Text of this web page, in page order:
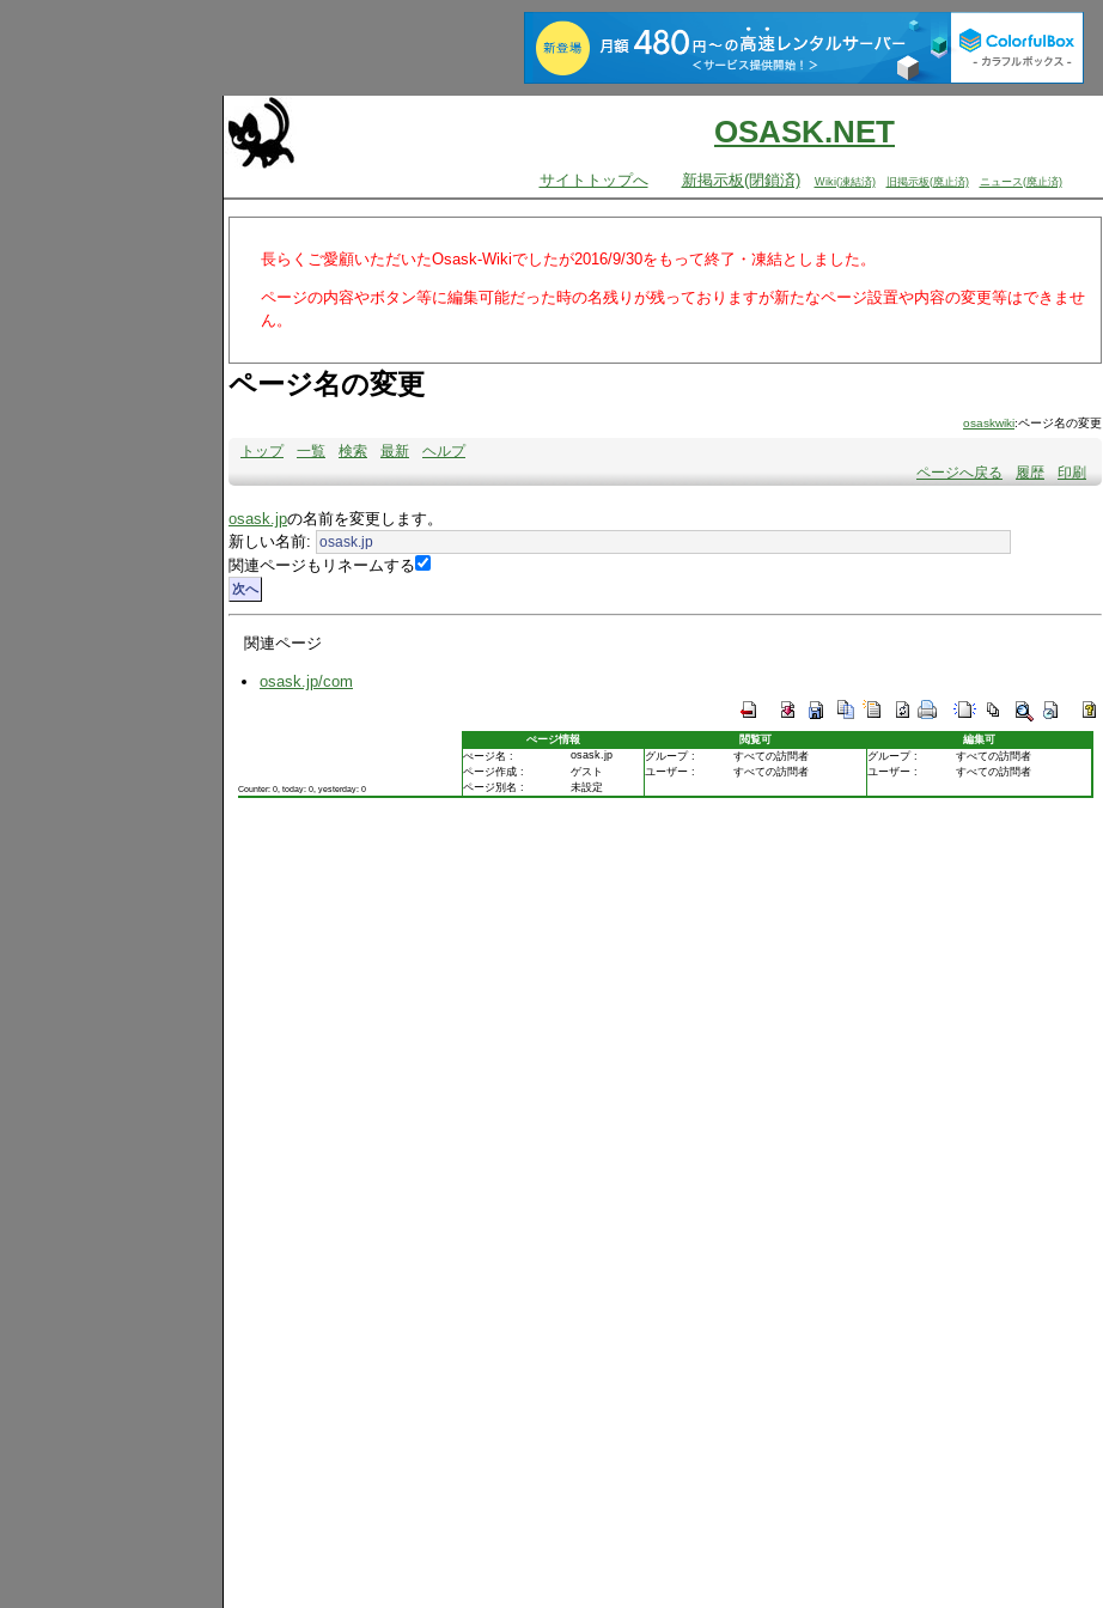
OSASK.NET
サイトトップへ 新掲示板(閉鎖済) Wiki(凍結済) 旧掲示板(廃止済) ニュース(廃止済)
長らくご愛顧いただいたOsask-Wikiでしたが2016/9/30をもって終了・凍結としました。
ページの内容やボタン等に編集可能だった時の名残りが残っておりますが新たなページ設置や内容の変更等はできませ
ん。
ページ名の変更
osaskwiki:ページ名の変更
トップ 一覧 検索 最新
ヘルプ
ページへ戻る
履歴 印刷
osask.jpの名前を変更します。
新しい名前:
関連ページもリネームする
関連ページ
osask.jp​/com
Counter: 0, today: 0, yesterday: 0
ぺージ情報 閲覧可
編集可
ぺージ名 :
osask.jp グループ : すべての訪問者 グループ :
すべての訪問者
ページ作成 :
ゲスト ユーザー : すべての訪問者 ユーザー :
すべての訪問者
ページ別名 :
未設定